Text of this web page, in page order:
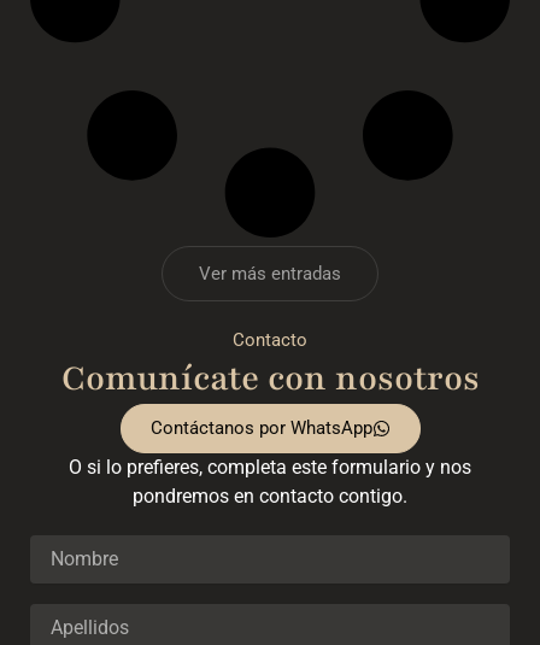
Ver más entradas
Contacto
Comunícate con nosotros
Contáctanos por WhatsApp
O si lo prefieres, completa este formulario y nos
pondremos en contacto contigo.